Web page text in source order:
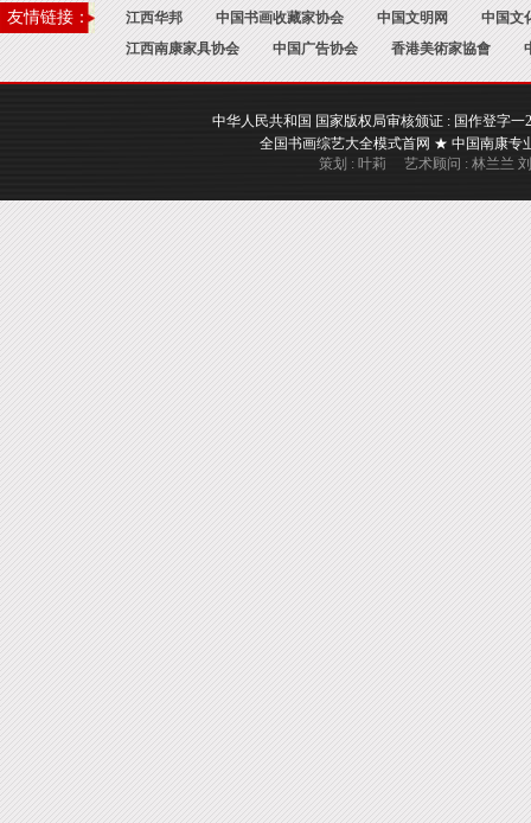
友情链接： 江西华邦 中国书画收藏家协会 中国文明网
中国文
江西南康家具协会
中国广告协会 香港美術家協會
中华人民共和国 国家版权局审核颁证 : 国作登字
全国书画综艺大全模式首网 ★ 中国南康
策划 : 叶莉 艺术顾问 : 林兰兰